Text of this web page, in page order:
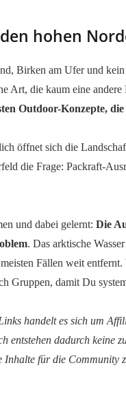
hohen
Birken am Ufer und
Art, die kaum eine
Outdoor-Konzepte, die
öffnet sich die
die Frage: Packraft-
und dabei gelernt: Die
. Das arktische
Fällen weit entfernt.
Gruppen, damit Du
handelt es sich um
dadurch keine
für die Community